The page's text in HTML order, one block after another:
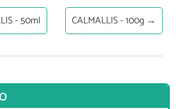
- 50ml CALMALLIS - 100g →